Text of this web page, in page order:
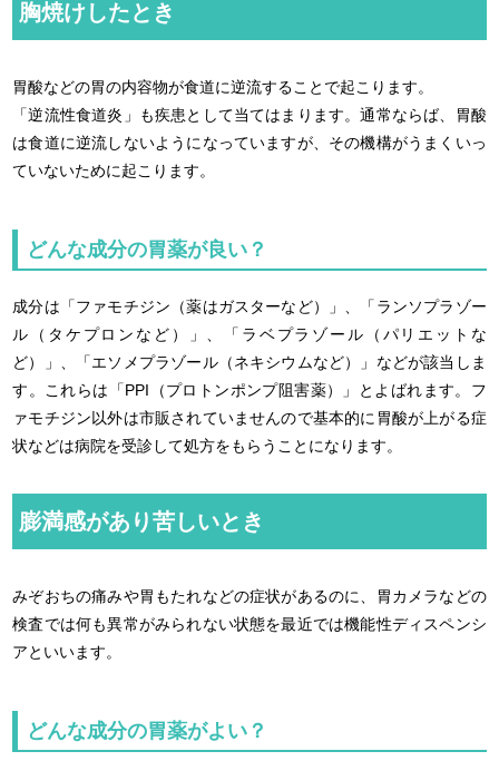
胸焼けしたとき
胃酸などの胃の内容物が食道に逆流することで起こります。
「逆流性食道炎」も疾患として当てはまります。通常ならば、胃酸
は食道に逆流しないようになっていますが、その機構がうまくいっ
ていないために起こります。
どんな成分の胃薬が良い？
成分は「ファモチジン（薬はガスターなど）」、「ランソプラゾー
ル（タケプロンなど）」、「ラベプラゾール（パリエットな
ど）」、「エソメプラゾール（ネキシウムなど）」などが該当しま
す。これらは「PPI（プロトンポンプ阻害薬）」とよばれます。フ
ァモチジン以外は市販されていませんので基本的に胃酸が上がる症
状などは病院を受診して処方をもらうことになります。
膨満感があり苦しいとき
みぞおちの痛みや胃もたれなどの症状があるのに、胃カメラなどの
検査では何も異常がみられない状態を最近では機能性ディスペンシ
アといいます。
どんな成分の胃薬がよい？